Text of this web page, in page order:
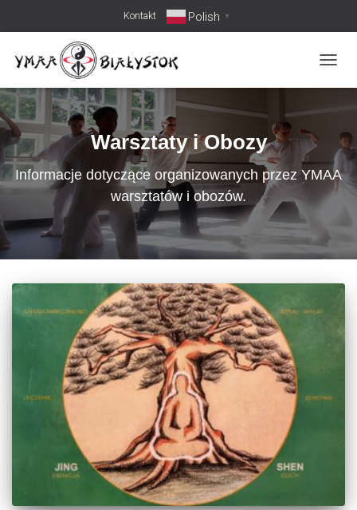
Kontakt Polish ▼
Warsztaty i Obozy
Informacje dotyczące organizowanych przez YMAA
warsztatów i obozów.